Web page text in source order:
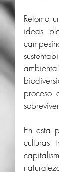
Retomo
ideas
proceso
En esta
culturas